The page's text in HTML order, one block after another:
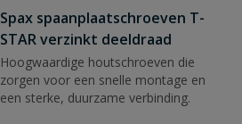
Spax spaanplaatschroeven T-
STAR verzinkt deeldraad
Hoogwaardige houtschroeven die
zorgen voor een snelle montage en
een sterke, duurzame verbinding.